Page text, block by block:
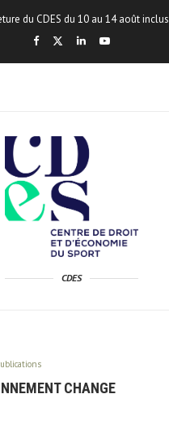
du CDES du 10 au 14 août inclus
CDES
CHANGE